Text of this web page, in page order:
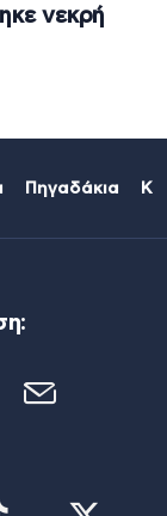
νεκρή
Πηγαδάκια